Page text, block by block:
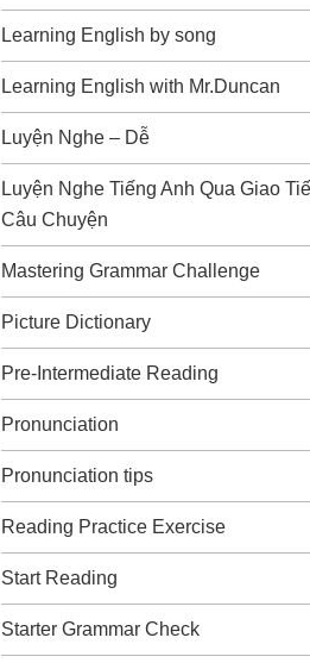
Learning English by song
Learning English with Mr.Duncan
Luyện Nghe – Dễ
Luyện Nghe Tiếng Anh Qua Giao
Câu Chuyện
Mastering Grammar Challenge
Picture Dictionary
Pre-Intermediate Reading
Pronunciation
Pronunciation tips
Reading Practice Exercise
Start Reading
Starter Grammar Check